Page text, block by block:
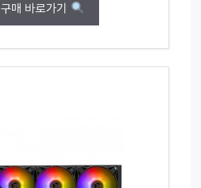
구매 바로가기